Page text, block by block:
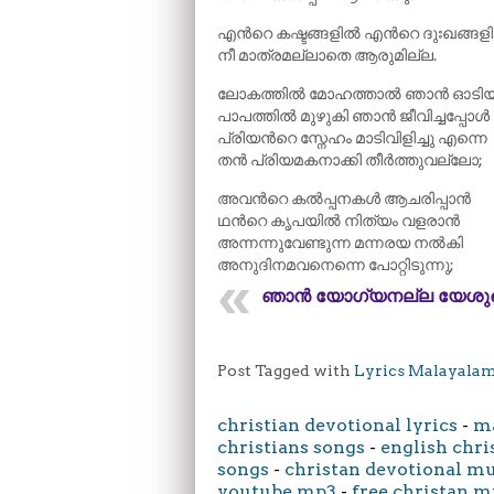
എന്‍റെ കഷ്ടങ്ങളിൽ എന്‍റെ
നീ മാത്രമല്ലാതെ ആരുമില്ല.
ലോകത്തിൽ മോഹത്താൽ ഞാൻ
പാപത്തിൽ മുഴുകി ഞാൻ ജീവിച്ചപ്പോൾ
പ്രിയന്‍റെ സ്നേഹം മാടിവിളിച്ചു എന്നെ
തൻ പ്രിയമകനാക്കി തീർത്തുവല്ലോ;
അവന്‍റെ കൽപ്പനകൾ ആചരിപ്പാൻ
ഥന്‍റെ കൃപയിൽ നിത്യം വളരാൻ
അന്നന്നുവേണ്ടുന്ന മന്നരയ നൽകി
അനുദിനമവനെന്നെ പോറ്റിടുന്നു;
ഞാൻ യോഗ്യനല്ല
Post Tagged with Lyrics
christian devotional lyrics -
christians songs - english
songs - christan devotional